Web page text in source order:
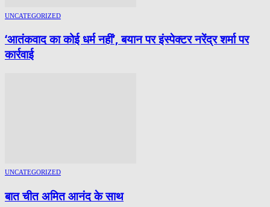
UNCATEGORIZED
‘आतंकवाद का कोई धर्म नहीं’, बयान पर इंस्पेक्टर नरेंद्र शर्मा पर
कार्रवाई
UNCATEGORIZED
बात चीत अमित आनंद के साथ